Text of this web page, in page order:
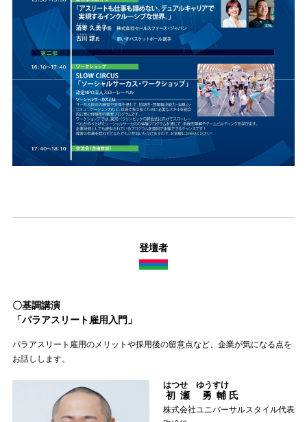
登壇者
〇基調講演
「パラアスリート雇用入門」
パラアスリート雇用のメリットや採用後の留意点など、企業が気になる点を
お話しします。
初瀬 勇輔
はつせ ゆうすけ
氏
株式会社ユニバーサルスタイル代表